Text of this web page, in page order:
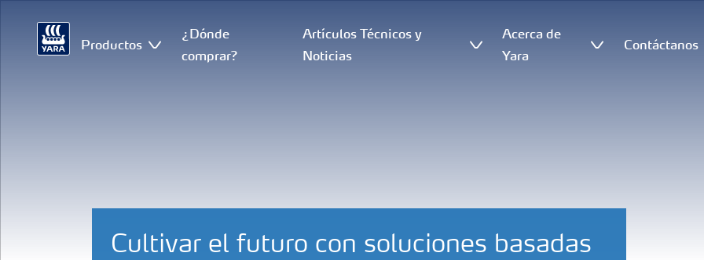
Productos
¿Dónde
comprar?
Artículos Técnicos y
Noticias
Acerca de
Yara
Contáctanos
Cultivar el futuro con soluciones basadas